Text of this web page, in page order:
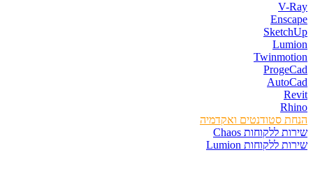
V-Ray
Enscape
SketchUp
Lumion
Twinmotion
ProgeCad
AutoCad
Revit
Rhino
הנחת סטודנטים ואקדמיה
שירות ללקוחות Chaos
שירות ללקוחות Lumion